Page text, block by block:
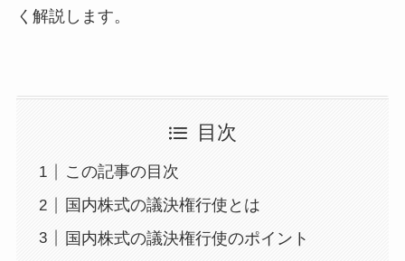
く解説します。
目次
この記事の目次
国内株式の議決権行使とは
国内株式の議決権行使のポイント